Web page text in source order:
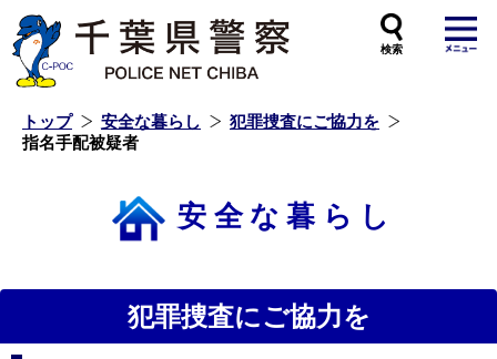
トップ 安全な暮らし
犯罪捜査にご協力を
指名手配被疑者
安全な暮らし
犯罪捜査にご協力を